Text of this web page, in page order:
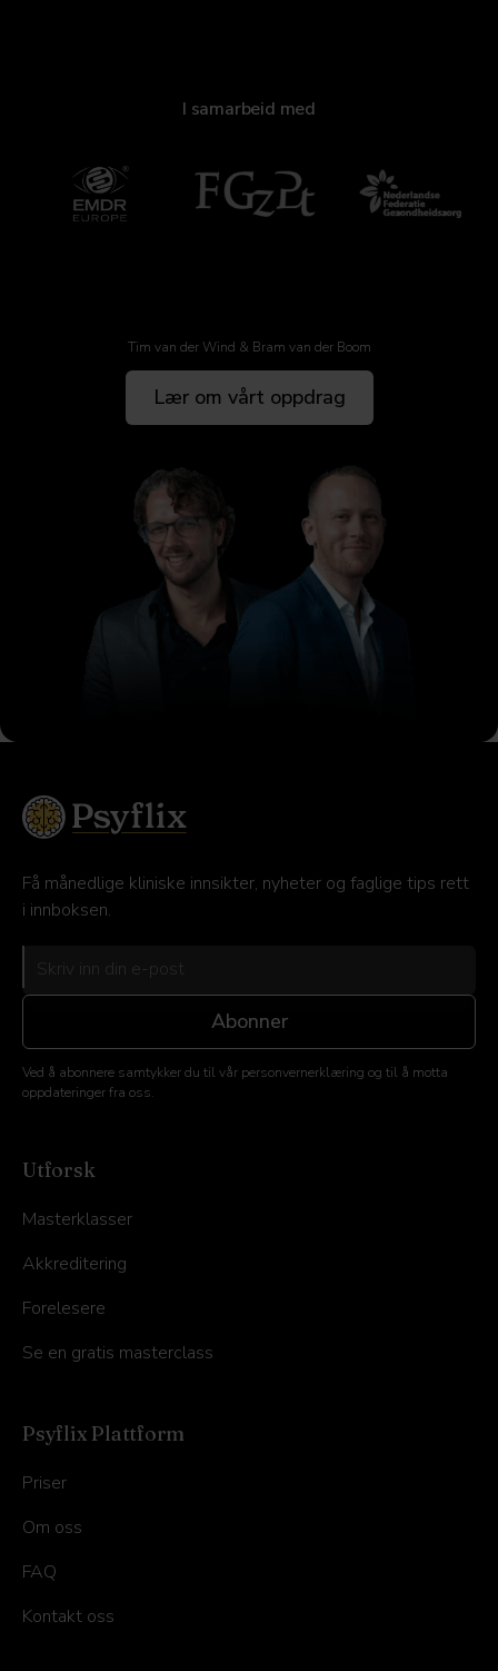
I samarbeid med
Tim van der Wind & Bram van der Boom
Lær om vårt oppdrag
Få månedlige kliniske innsikter, nyheter og faglige tips rett
i innboksen.
Ved å abonnere samtykker du til vår personvernerklæring og til å motta
oppdateringer fra oss.
Utforsk
Masterklasser
Akkreditering
Forelesere
Se en gratis masterclass
Psyflix Plattform
Priser
Om oss
FAQ
Kontakt oss